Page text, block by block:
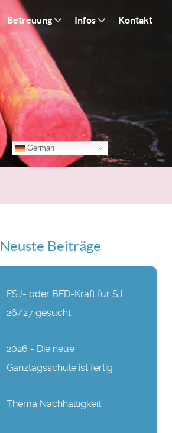
Betreuung Infos Kontakt
German
Neuste Beiträge
FSJ- oder BFD-Kraft für SJ
26/27 gesucht
2026 - Die neue
Ganztagsschule ist fertig
Thema Nachhaltigkeit